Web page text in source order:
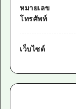
หมายเลข
โทรศัพท์
เว็บไซต์